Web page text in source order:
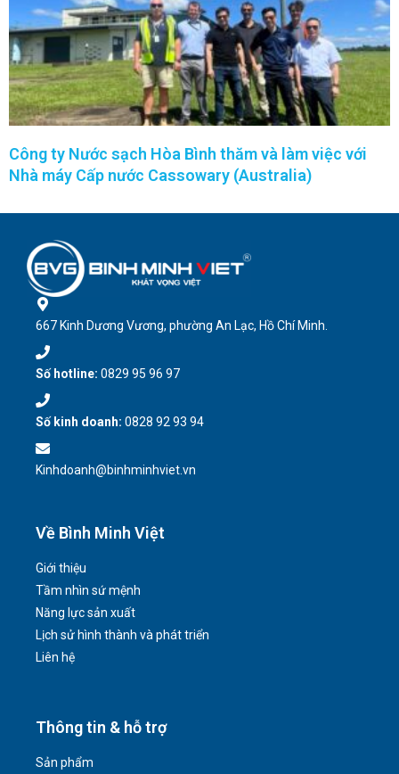
Công ty Nước sạch Hòa Bình thăm và làm việc với
Nhà máy Cấp nước Cassowary (Australia)
667 Kinh Dương Vương, phường An Lạc, Hồ Chí Minh.
Số hotline: 0829 95 96 97
Số kinh doanh: 0828 92 93 94
Kinhdoanh@binhminhviet.vn
Về Bình Minh Việt
Giới thiệu
Tầm nhìn sứ mệnh
Năng lực sản xuất
Lịch sử hình thành và phát triển
Liên hệ
Thông tin & hỗ trợ
Sản phẩm